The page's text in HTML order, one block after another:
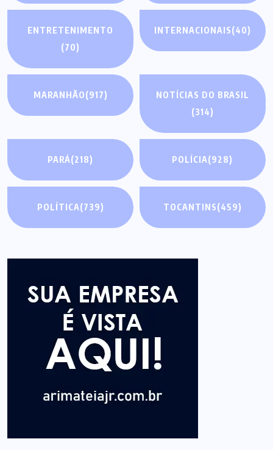
ENTRETENIMENTO
(70)
INTERNACIONAIS(40)
MARANHÃO(917)
NOTÍCIAS DO BRASIL
(314)
PARÁ(218) POLÍCIA(928)
POLÍTICA(739) TOCANTINS(459)